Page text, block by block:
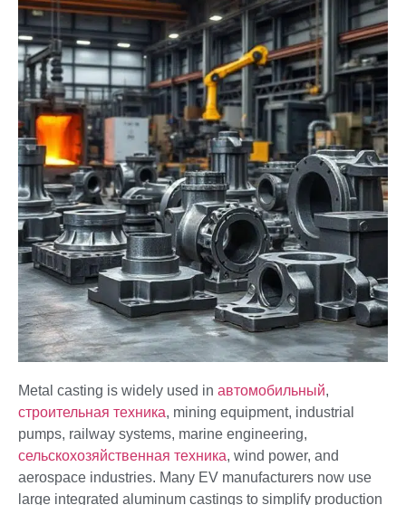
Metal casting is widely used in автомобильный,
строительная техника, mining equipment, industrial
pumps, railway systems, marine engineering,
сельскохозяйственная техника, wind power, and
aerospace industries. Many EV manufacturers now use
large integrated aluminum castings to simplify production